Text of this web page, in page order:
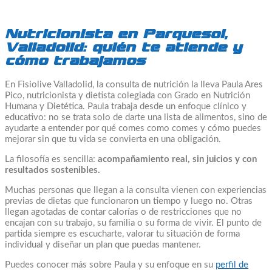
Nutricionista en Parquesol,
Valladolid: quién te atiende y
cómo trabajamos
En Fisiolive Valladolid, la consulta de nutrición la lleva Paula Ares
Pico, nutricionista y dietista colegiada con Grado en Nutrición
Humana y Dietética. Paula trabaja desde un enfoque clínico y
educativo: no se trata solo de darte una lista de alimentos, sino de
ayudarte a entender por qué comes como comes y cómo puedes
mejorar sin que tu vida se convierta en una obligación.
La filosofía es sencilla: acompañamiento real, sin juicios y con
resultados sostenibles.
Muchas personas que llegan a la consulta vienen con experiencias
previas de dietas que funcionaron un tiempo y luego no. Otras
llegan agotadas de contar calorías o de restricciones que no
encajan con su trabajo, su familia o su forma de vivir. El punto de
partida siempre es escucharte, valorar tu situación de forma
individual y diseñar un plan que puedas mantener.
Puedes conocer más sobre Paula y su enfoque en su perfil de